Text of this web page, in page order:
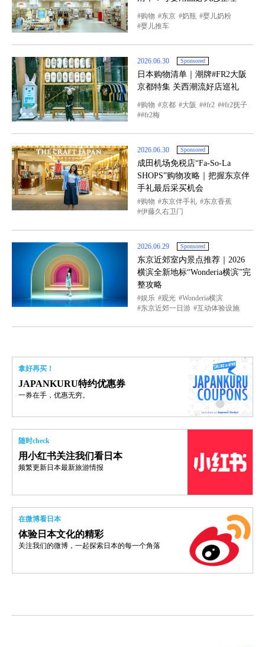
购物 东京 奶瓶
婴儿奶粉
婴儿推车
2026.06.30 Sponsored
日本购物清单｜潮牌#FR2大阪
京都特集 关西潮流好店巡礼
购物 京都 大阪 #fr2
#fr2抚子
#fr2梅
2026.06.30 Sponsored
成田机场免税店“Fa-So-La
SHOPS”购物攻略｜把握东京伴
手礼最后采买机会
购物 东京伴手礼
东京香蕉
伊藤久右卫门
2026.06.29 Sponsored
东京近郊室内景点推荐｜2026
横滨全新地标“Wonderia横滨”完
整攻略
娱乐 观光
Wonderia横滨
东京近郊一日游
互动体验设施
拿好再买！
JAPANKURU特约优惠券
一券在手，优惠无穷。
随时check
用小红书关注我们看日本
频繁更新日本最新旅游情报
在微博看日本
体验日本文化的精彩
关注我们的微博，一起探索日本的每一个角落